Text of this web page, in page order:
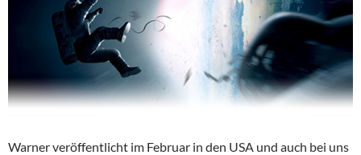
Warner veröffentlicht im Februar in den USA und auch bei uns